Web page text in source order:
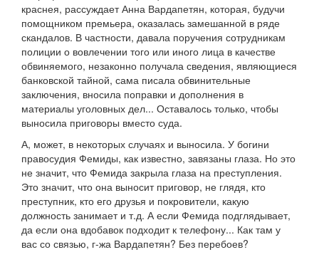
краснея, рассуждает Анна Вардапетян, которая, будучи
помощником премьера, оказалась замешанной в ряде
скандалов. В частности, давала поручения сотрудникам
полиции о вовлечении того или иного лица в качестве
обвиняемого, незаконно получала сведения, являющиеся
банковской тайной, сама писала обвинительные
заключения, вносила поправки и дополнения в
материалы уголовных дел... Оставалось только, чтобы
выносила приговоры вместо суда.
А, может, в некоторых случаях и выносила. У богини
правосудия Фемиды, как известно, завязаны глаза. Но это
не значит, что Фемида закрыла глаза на преступления.
Это значит, что она выносит приговор, не глядя, кто
преступник, кто его друзья и покровители, какую
должность занимает и т.д. А если Фемида подглядывает,
да если она вдобавок подходит к телефону... Как там у
вас со связью, г-жа Вардапетян? Без перебоев?